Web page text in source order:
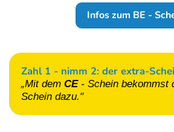
Infos zum BE -
Zahl 1 - nimm 2: der extra-
„Mit dem CE - Schein bekommst
Schein dazu."